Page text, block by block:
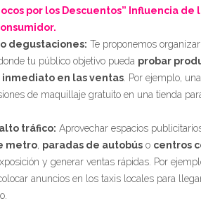
por los Descuentos” Influencia de
degustaciones: Te proponemos
tu público objetivo pueda probar
inmediato en las ventas . Por ejemplo,
de maquillaje gratuito en una tienda
tráfico: Aprovechar espacios
metro paradas de autobús o centros
y generar ventas rápidas. Por
anuncios en los taxis locales para